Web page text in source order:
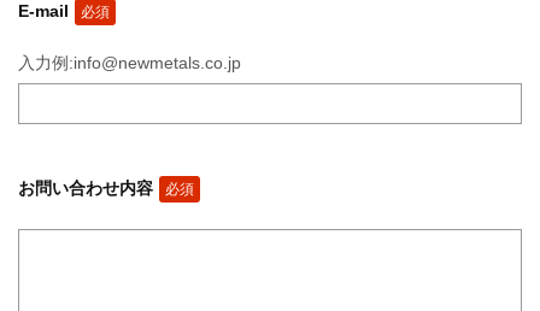
E-mail 必須
入力例:info@newmetals.co.jp
お問い合わせ内容 必須